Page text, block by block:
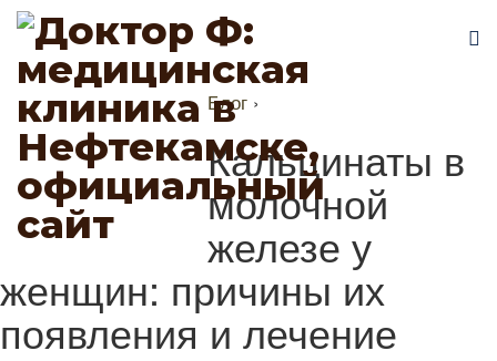
Блог ›
Кальцинаты в
молочной
железе у
женщин: причины их
появления и лечение